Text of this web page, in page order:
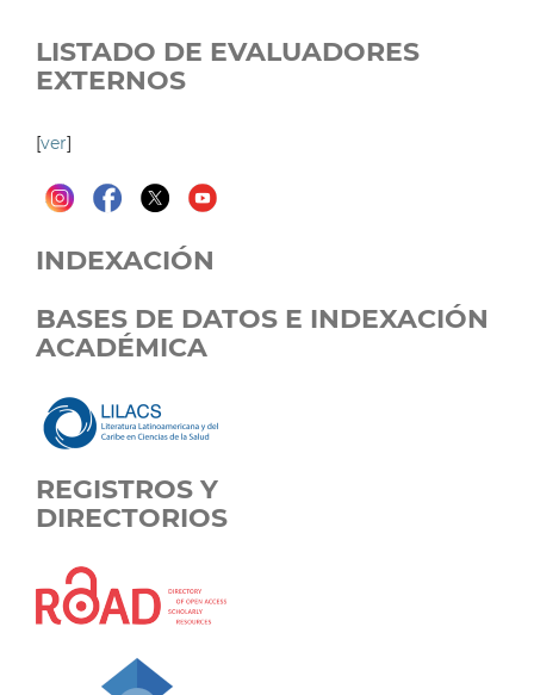
LISTADO DE EVALUADORES
EXTERNOS
[ver]
INDEXACIÓN
BASES DE DATOS E INDEXACIÓN
ACADÉMICA
REGISTROS Y
DIRECTORIOS